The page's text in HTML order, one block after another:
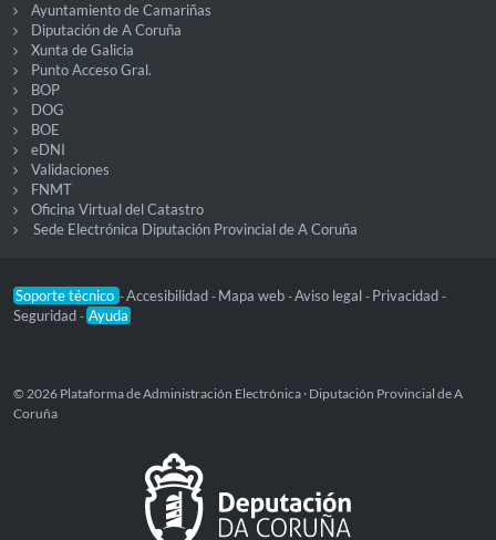
Ayuntamiento de Camariñas
Diputación de A Coruña
Xunta de Galicia
Punto Acceso Gral.
BOP
DOG
BOE
eDNI
Validaciones
FNMT
Oficina Virtual del Catastro
Sede Electrónica Diputación Provincial de A Coruña
Soporte técnico -Accesibilidad - Mapa web -Aviso legal - Privacidad -
Seguridad - Ayuda
© 2026 Plataforma de Administración Electrónica · Diputación Provincial de A
Coruña